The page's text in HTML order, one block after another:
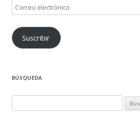
Correo
electrónico
Suscribir
BÚSQUEDA